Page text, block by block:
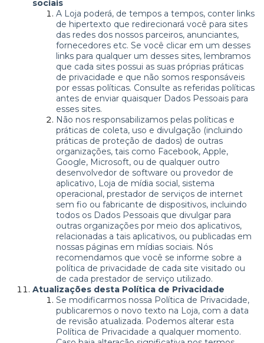
sociais
A Loja poderá, de tempos a tempos, conter links
de hipertexto que redirecionará você para sites
das redes dos nossos parceiros, anunciantes,
fornecedores etc. Se você clicar em um desses
links para qualquer um desses sites, lembramos
que cada sites possui as suas próprias práticas
de privacidade e que não somos responsáveis
por essas políticas. Consulte as referidas políticas
antes de enviar quaisquer Dados Pessoais para
esses sites.
Não nos responsabilizamos pelas políticas e
práticas de coleta, uso e divulgação (incluindo
práticas de proteção de dados) de outras
organizações, tais como Facebook, Apple,
Google, Microsoft, ou de qualquer outro
desenvolvedor de software ou provedor de
aplicativo, Loja de mídia social, sistema
operacional, prestador de serviços de internet
sem fio ou fabricante de dispositivos, incluindo
todos os Dados Pessoais que divulgar para
outras organizações por meio dos aplicativos,
relacionadas a tais aplicativos, ou publicadas em
nossas páginas em mídias sociais. Nós
recomendamos que você se informe sobre a
política de privacidade de cada site visitado ou
de cada prestador de serviço utilizado.
Atualizações desta Política de Privacidade
Se modificarmos nossa Política de Privacidade,
publicaremos o novo texto na Loja, com a data
de revisão atualizada. Podemos alterar esta
Política de Privacidade a qualquer momento.